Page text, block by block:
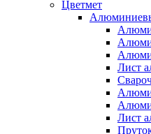
Цветмет
Лист
Лист